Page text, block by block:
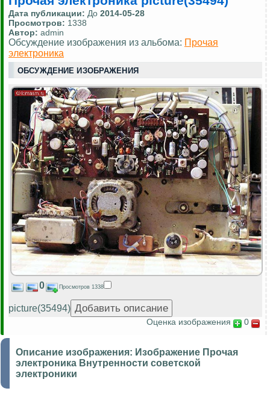
Дата публикации: До 2014-05-28
Просмотров: 1338
Автор: admin
Обсуждение изображения из альбома: Прочая
электроника
ОБСУЖДЕНИЕ ИЗОБРАЖЕНИЯ
0 Просмотров 1338
picture(35494)
Оценка изображения 0
Описание изображения: Изображение Прочая
электроника Внутренности советской
электроники